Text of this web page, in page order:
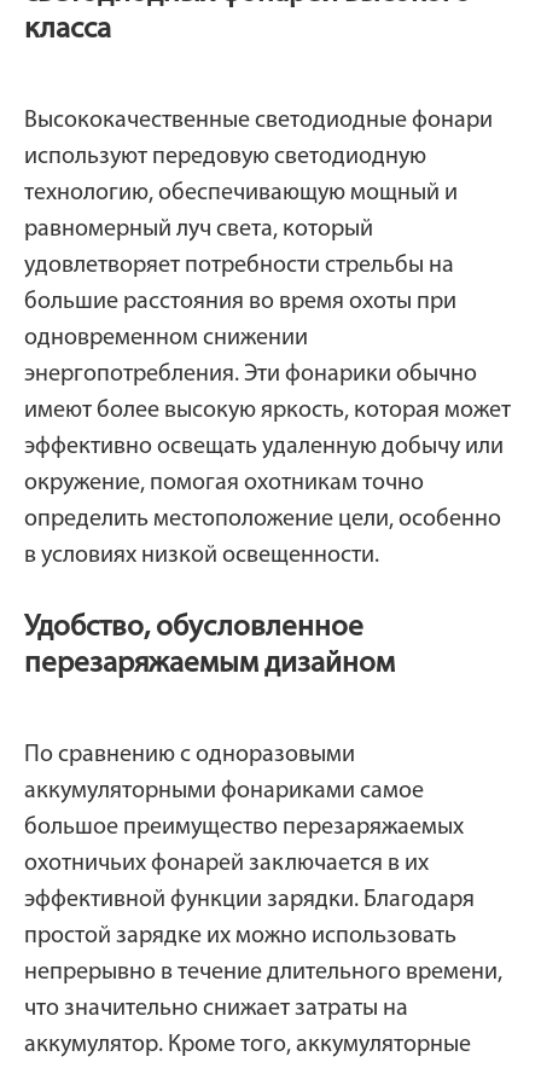
класса
Высококачественные светодиодные фонари
используют передовую светодиодную
технологию, обеспечивающую мощный и
равномерный луч света, который
удовлетворяет потребности стрельбы на
большие расстояния во время охоты при
одновременном снижении
энергопотребления. Эти фонарики обычно
имеют более высокую яркость, которая может
эффективно освещать удаленную добычу или
окружение, помогая охотникам точно
определить местоположение цели, особенно
в условиях низкой освещенности.
Удобство, обусловленное
перезаряжаемым дизайном
По сравнению с одноразовыми
аккумуляторными фонариками самое
большое преимущество перезаряжаемых
охотничьих фонарей заключается в их
эффективной функции зарядки. Благодаря
простой зарядке их можно использовать
непрерывно в течение длительного времени,
что значительно снижает затраты на
аккумулятор. Кроме того, аккумуляторные